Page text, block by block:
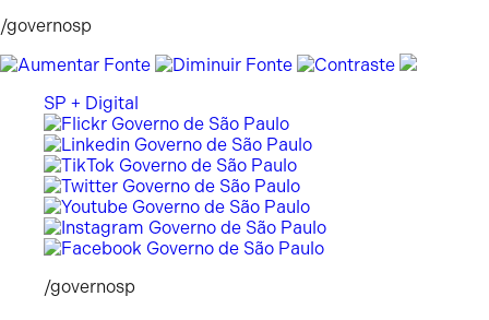
/governosp
SP + Digital
/governosp